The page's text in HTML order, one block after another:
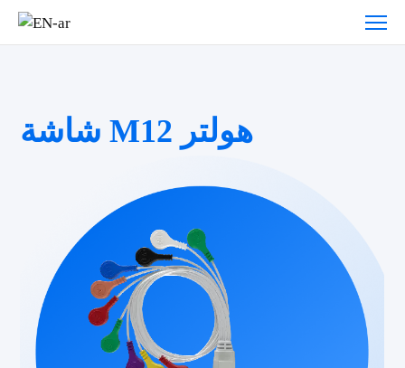
شاشة M12 هولتر